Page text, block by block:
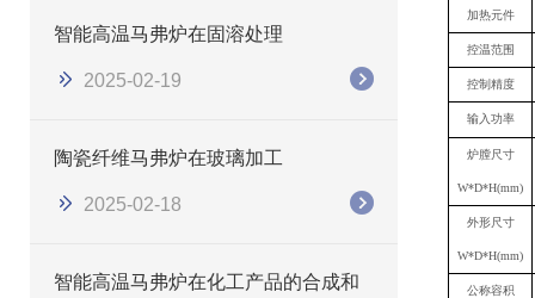
智能高温马弗炉在固溶处理
2025-02-19
陶瓷纤维马弗炉在玻璃加工
2025-02-18
智能高温马弗炉在化工产品的合成和
加热元件
控温范围
控制精度
输入功率
炉膛尺寸
W*D*H(mm)
外形尺寸
W*D*H(mm)
公称容积